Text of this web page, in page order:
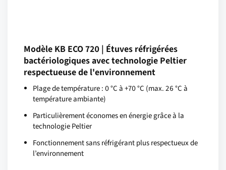
Modèle KB ECO 720 | Étuves réfrigérées
bactériologiques avec technologie Peltier
respectueuse de l'environnement
Plage de température : 0 °C à +70 °C (max. 26 °C à
température ambiante)
Particulièrement économes en énergie grâce à la
technologie Peltier
Fonctionnement sans réfrigérant plus respectueux de
l’environnement